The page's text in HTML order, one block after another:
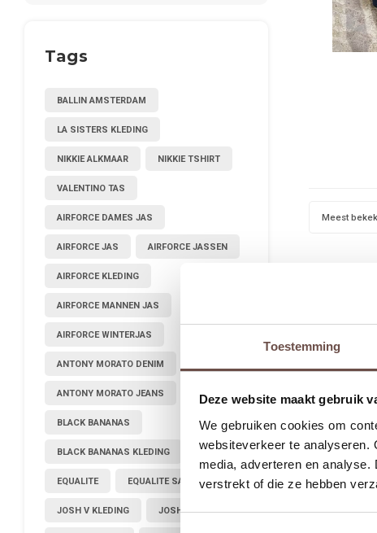
Toestemming
Deze website maakt gebruik
We gebruiken cookies om
websiteverkeer te analyseren.
media, adverteren en
verstrekt of die ze hebben
Tags
BALLIN AMSTERDAM
LA SISTERS KLEDING
NIKKIE ALKMAAR NIKKIE TSHIRT
VALENTINO TAS
AIRFORCE DAMES JAS
AIRFORCE JAS AIRFORCE JASSEN
AIRFORCE KLEDING
AIRFORCE MANNEN JAS
AIRFORCE WINTERJAS
ANTONY MORATO DENIM
ANTONY MORATO JEANS
BLACK BANANAS
BLACK BANANAS KLEDING
EQUALITE EQUALITE SALE
JOSH V KLEDING JOSHV KLEDING
Meest